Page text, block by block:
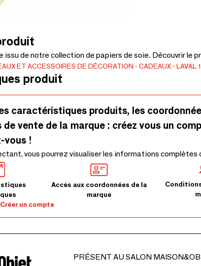
issu de notre collection de papiers de soie. Découvrir le
ET ACCESSOIRES DE DÉCORATION CADEAUX LAVAL
produit
caractéristiques produits, les
vente de la marque : créez vous un
vous !
vous pourrez visualiser les informations complètes
Accès aux coordonnées de la
marque
Créer un compte
PRÉSENT AU SALON